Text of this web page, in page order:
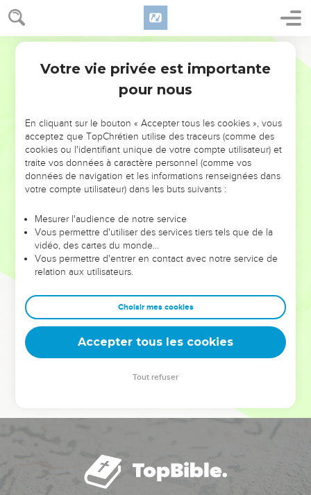
NE MANQUEZ PAS L’ÉVÉNEMENT
DE L’ANNÉE !
ET SI LEURS ERREURS POUVAIENT VOUS ÉVITER LES
VOTRES ?
leur foi ou leur vision. Mais on voit moins les doutes, les erreurs
et les saisons difficiles qu'ils ont traversés, alors même que ce
sont elles qui les ont façonnés.
Dans cette conférence, leaders, entrepreneurs, et responsables
clés pour avancer avec plus de sagesse afin que leurs erreurs
deviennent vos tremplins. Que vous guidiez un ministère, une
équipe, un groupe ou une famille, leur expérience est faite
Votre vie privée est importante
pour nous
En cliquant sur le bouton « Accepter tous les cookies », vous
acceptez que TopChrétien utilise des traceurs (comme des
cookies ou l'identifiant unique de votre compte utilisateur) et
traite vos données à caractère personnel (comme vos
données de navigation et les informations renseignées dans
votre compte utilisateur) dans les buts suivants :
Mesurer l'audience de notre service
Vous permettre d'utiliser des services tiers tels que de la
vidéo, des cartes du monde…
Vous permettre d'entrer en contact avec notre service de
relation aux utilisateurs.
Choisir mes cookies
Accepter tous les cookies
Tout refuser